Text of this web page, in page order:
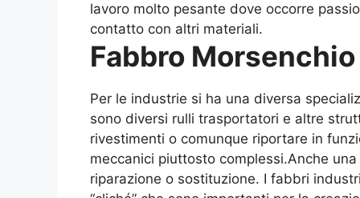
lavoro molto pesante dove occorre
contatto con altri materiali.
Fabbro
Per le industrie si ha una diversa
sono diversi rulli trasportatori e altre
rivestimenti o comunque riportare in
meccanici piuttosto complessi.Anche
riparazione o sostituzione. I fabbri